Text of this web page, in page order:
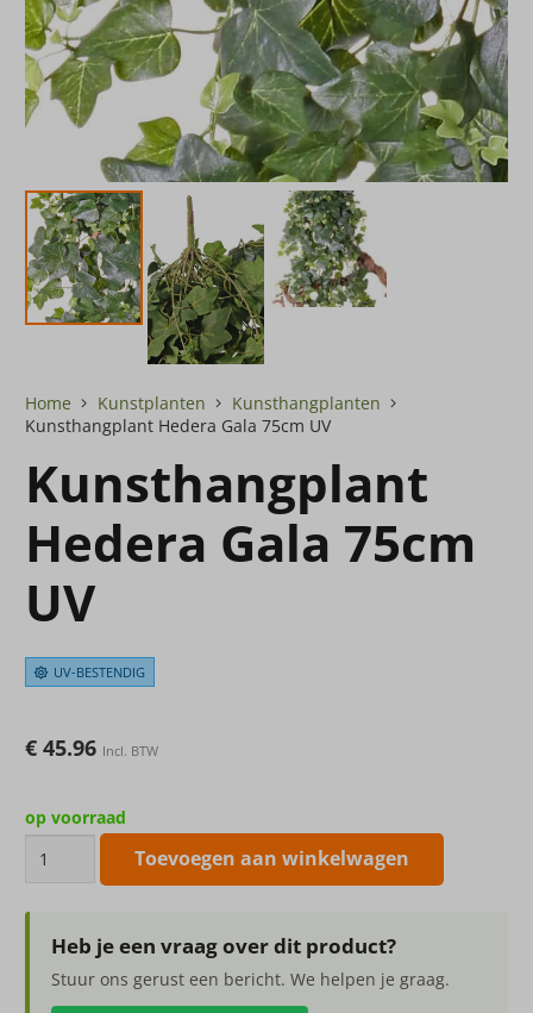
Home Kunstplanten
Kunsthangplanten
Kunsthangplant Hedera Gala 75cm UV
Kunsthangplant
Hedera Gala 75cm
UV
UV-BESTENDIG
€ 45.96 Incl. BTW
op voorraad
Kunsthangplant
Gala
75cm
aantal
Toevoegen aan winkelwagen
Heb je een vraag over dit product?
Stuur ons gerust een bericht. We helpen je graag.